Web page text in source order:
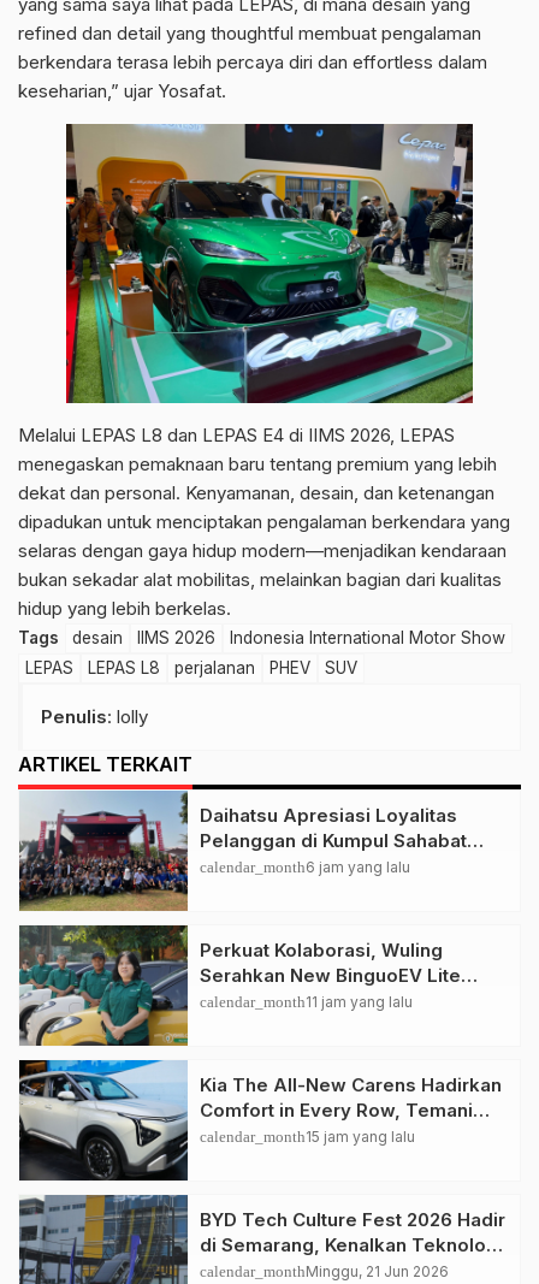
refined dan detail yang thoughtful membuat pengalaman
berkendara terasa lebih percaya diri dan effortless dalam
keseharian,” ujar Yosafat.
Melalui LEPAS L8 dan LEPAS E4 di IIMS 2026, LEPAS
menegaskan pemaknaan baru tentang premium yang lebih
dekat dan personal. Kenyamanan, desain, dan ketenangan
dipadukan untuk menciptakan pengalaman berkendara yang
selaras dengan gaya hidup modern—menjadikan kendaraan
bukan sekadar alat mobilitas, melainkan bagian dari kualitas
hidup yang lebih berkelas.
Tags desain IIMS 2026
Indonesia International Motor Show
LEPAS
LEPAS L8 perjalanan PHEV SUV
Penulis: lolly
ARTIKEL TERKAIT
Daihatsu Apresiasi Loyalitas
Pelanggan di Kumpul Sahabat
Depok
calendar_month6 jam yang lalu
Perkuat Kolaborasi, Wuling
Serahkan New BinguoEV Lite
untuk GrabRentals
calendar_month11 jam yang lalu
Kia The All-New Carens Hadirkan
Comfort in Every Row, Temani
Perjalanan Keluarga Lebih
calendar_month15 jam yang lalu
BYD Tech Culture Fest 2026 Hadir
di Semarang, Kenalkan Teknologi
EV dan Dual Mode ke Masyarakat
calendar_monthMinggu, 21 Jun 2026